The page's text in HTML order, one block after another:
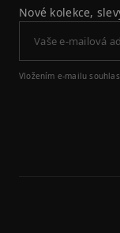
Nové kolekce,
Vložením e-mailu